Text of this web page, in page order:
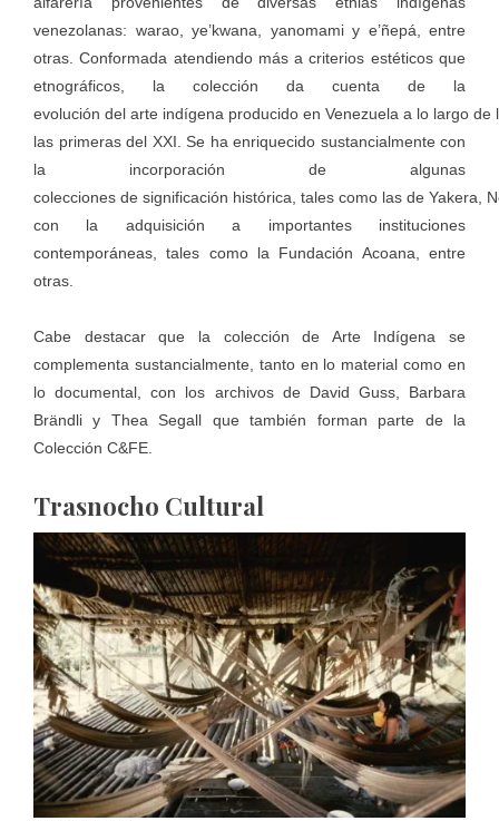
venezolanas: warao, ye’kwana, yanomami y e’ñepá, entre
otras. Conformada atendiendo más a criterios estéticos que
etnográficos, la colección da cuenta de la
evolución del arte indígena producido en Venezuela a lo largo de
las primeras del XXI. Se ha enriquecido sustancialmente con
la incorporación de algunas
colecciones de significación histórica, tales como las de Yakera,
con la adquisición a importantes instituciones
contemporáneas, tales como la Fundación Acoana, entre
otras.
Cabe destacar que la colección de Arte Indígena se
complementa sustancialmente, tanto en lo material como en
lo documental, con los archivos de David Guss, Barbara
Brändli y Thea Segall que también forman parte de la
Colección C&FE.
Trasnocho Cultural